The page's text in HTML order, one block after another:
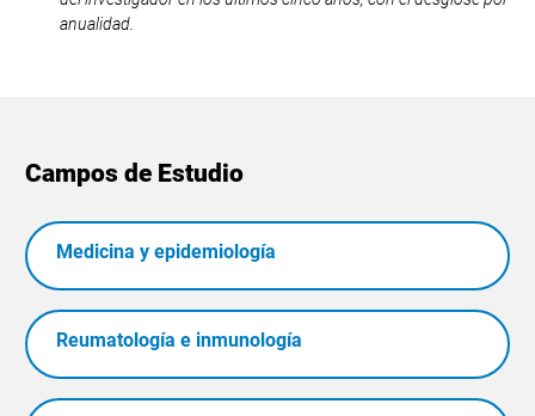
anualidad.
Campos de Estudio
Medicina y epidemiología
Reumatología e inmunología